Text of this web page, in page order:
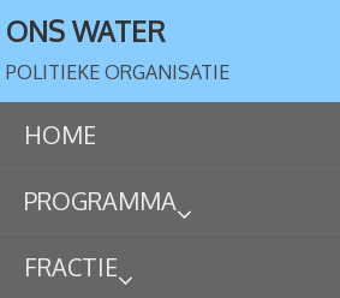
ONS WATER
POLITIEKE ORGANISATIE
HOME
PROGRAMMA
FRACTIE